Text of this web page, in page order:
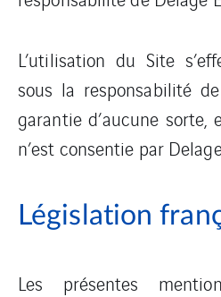
L’utilisation du Site
sous la responsabilité
garantie d’aucune
n’est consentie par
Législation
Les présentes